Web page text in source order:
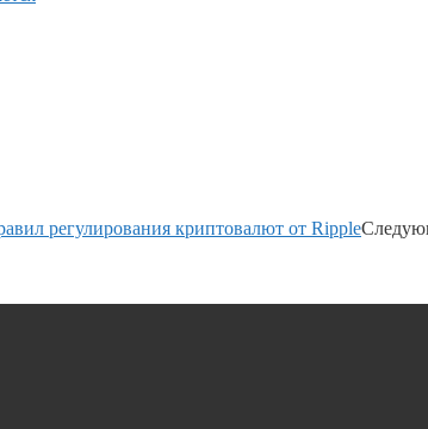
регулирования криптовалют от Ripple